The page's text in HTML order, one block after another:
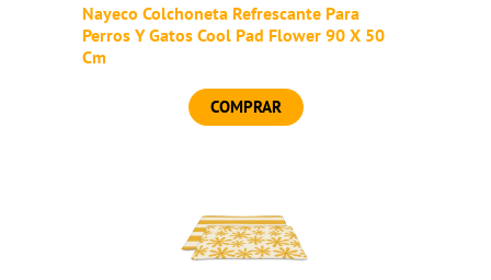
Nayeco Colchoneta Refrescante Para
Perros Y Gatos Cool Pad Flower 90 X 50
Cm
COMPRAR